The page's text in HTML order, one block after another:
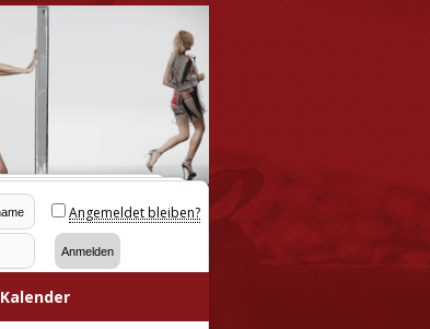
Angemeldet bleiben?
Kalender